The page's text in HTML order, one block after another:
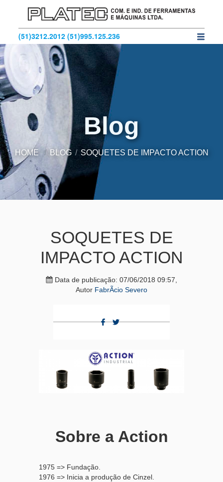
(51)3212.2012 (51)995.125.236
Blog
HOME BLOG SOQUETES DE IMPACTO ACTION
SOQUETES DE
IMPACTO ACTION
Data de publicação: 07/06/2018 09:57,
Autor FabrÃ­cio Severo
Sobre a Action
1975 => Fundação.
1976 => Inicia a produção de Cinzel.